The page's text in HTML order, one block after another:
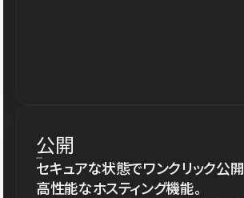
公開
セキュアな状態でワンクリック公開
高性能なホスティング機能。